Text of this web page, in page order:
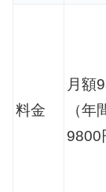
料金
月額
（年
9800